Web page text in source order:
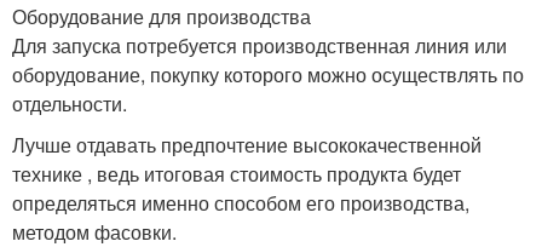
Оборудование для производства
Для запуска потребуется производственная линия или
оборудование, покупку которого можно осуществлять по
отдельности.
Лучше отдавать предпочтение высококачественной
технике , ведь итоговая стоимость продукта будет
определяться именно способом его производства,
методом фасовки.